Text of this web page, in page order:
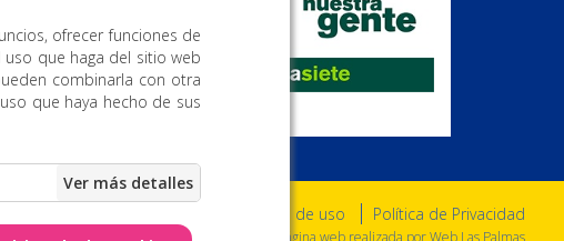
Condiciones de uso Política de Privacidad
Amarilla. Todos los derechos reservados. - Página web realizada porWeb Las Palmas
ofrecer funciones de
que haga del sitio web
combinarla con otra
que haya hecho de sus